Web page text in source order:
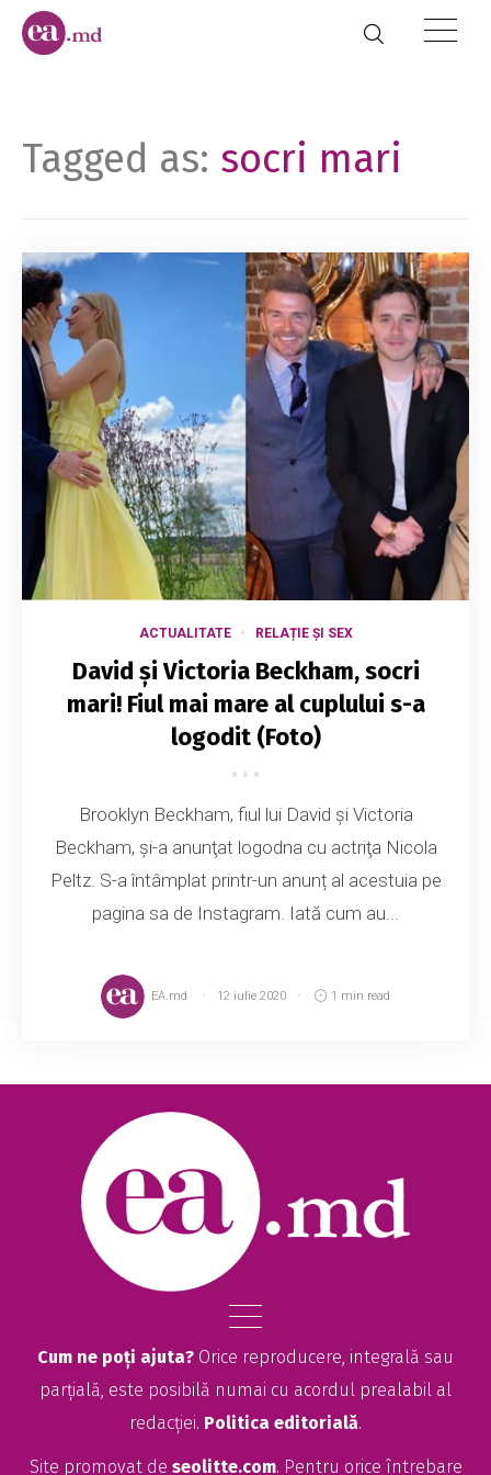
Tagged as: socri mari
ACTUALITATE RELAȚIE ȘI SEX
David și Victoria Beckham, socri
mari! Fiul mai mare al cuplului s-a
logodit (Foto)
Brooklyn Beckham, fiul lui David şi Victoria
Beckham, şi-a anunţat logodna cu actriţa Nicola
Peltz. S-a întâmplat printr-un anunț al acestuia pe
pagina sa de Instagram. Iată cum au...
EA.md 12 iulie 2020 1 min read
Cum ne poți ajuta? Orice reproducere, integrală sau
parțială, este posibilă numai cu acordul prealabil al
redacției. Politica editorială.
Site promovat de seolitte.com. Pentru orice întrebare